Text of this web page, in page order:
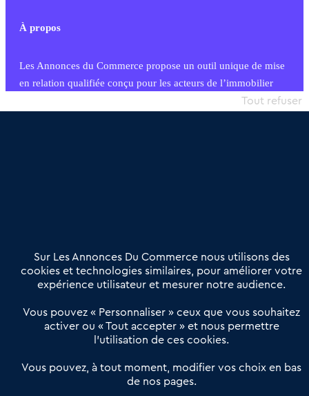
À propos
Les Annonces du Commerce propose un outil unique de mise
en relation qualifiée conçu pour les acteurs de l’immobilier
commercial et les collectivités territoriales, simple et intégrant
Offres Pro
Actualités
Qui sommes nous ?
Derniers articles
Réseau 3C : un partenaire national dédié aux transactions
Petitscommerces : Un partenariat au service du commerce de
proximité et des territoires
Sur Les Annonces Du Commerce nous utilisons des
cookies et technologies similaires, pour améliorer votre
expérience utilisateur et mesurer notre audience.
Vous pouvez « Personnaliser » ceux que vous souhaitez
activer ou « Tout accepter » et nous permettre
l’utilisation de ces cookies.
Vous pouvez, à tout moment, modifier vos choix en bas
de nos pages.
Tout refuser